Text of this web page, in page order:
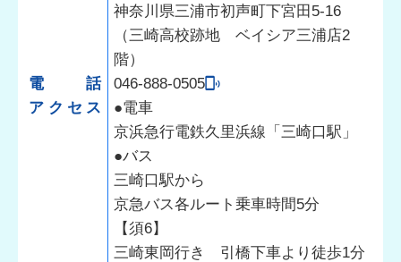
神奈川県三浦市初声町下宮田5-16
（三崎高校跡地 ベイシア三浦店2
階）
電話
046-888-0505
アクセス
●電車
京浜急行電鉄久里浜線「三崎口駅」
●バス
三崎口駅から
京急バス各ルート乗車時間5分
【須6】
三崎東岡行き 引橋下車より徒歩1分